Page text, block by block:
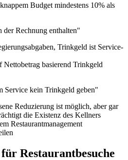
Budget mindestens 10% als
der Rechnung enthalten"
Trinkgeld ist Service-
Nettobetrag basierend Trinkgeld
Service kein Trinkgeld geben"
Reduzierung ist möglich, aber gar
die Existenz des Kellners
Restaurantmanagement
Restaurantbesuche